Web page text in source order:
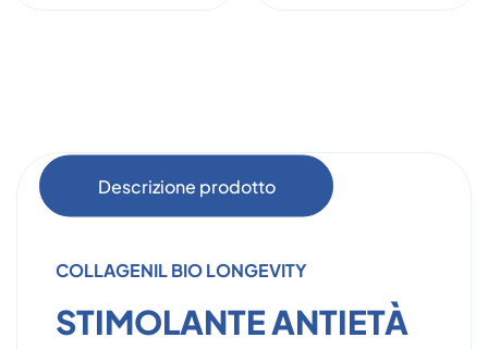
Descrizione prodotto
COLLAGENIL BIO LONGEVITY
STIMOLANTE ANTIETÀ